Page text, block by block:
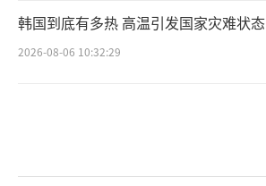
韩国到底有多热 高温引发国家灾难状态
2026-08-06 10:32:29